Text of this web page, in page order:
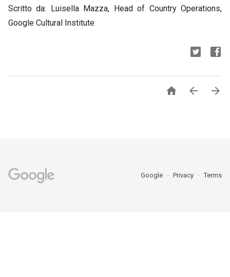
Scritto da: Luisella Mazza, Head of Country Operations,
Google Cultural Institute
  
Google Privacy Terms